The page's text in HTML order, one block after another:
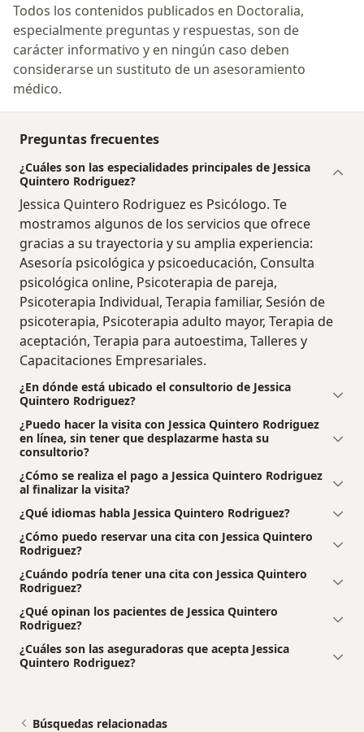
Todos los contenidos publicados en Doctoralia,
especialmente preguntas y respuestas, son de
carácter informativo y en ningún caso deben
considerarse un sustituto de un asesoramiento
médico.
Preguntas frecuentes
¿Cuáles son las especialidades principales de Jessica
Quintero Rodriguez?
Jessica Quintero Rodriguez es Psicólogo. Te
mostramos algunos de los servicios que ofrece
gracias a su trayectoria y su amplia experiencia:
Asesoría psicológica y psicoeducación, Consulta
psicológica online, Psicoterapia de pareja,
Psicoterapia Individual, Terapia familiar, Sesión de
psicoterapia, Psicoterapia adulto mayor, Terapia de
aceptación, Terapia para autoestima, Talleres y
Capacitaciones Empresariales.
¿En dónde está ubicado el consultorio de Jessica
Quintero Rodriguez?
¿Puedo hacer la visita con Jessica Quintero Rodriguez
en línea, sin tener que desplazarme hasta su
consultorio?
¿Cómo se realiza el pago a Jessica Quintero Rodriguez
al finalizar la visita?
¿Qué idiomas habla Jessica Quintero Rodriguez?
¿Cómo puedo reservar una cita con Jessica Quintero
Rodriguez?
¿Cuándo podría tener una cita con Jessica Quintero
Rodriguez?
¿Qué opinan los pacientes de Jessica Quintero
Rodriguez?
¿Cuáles son las aseguradoras que acepta Jessica
Quintero Rodriguez?
Búsquedas relacionadas